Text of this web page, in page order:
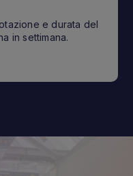
e durata del
in settimana.